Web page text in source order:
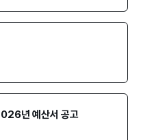
년 예산서 공고